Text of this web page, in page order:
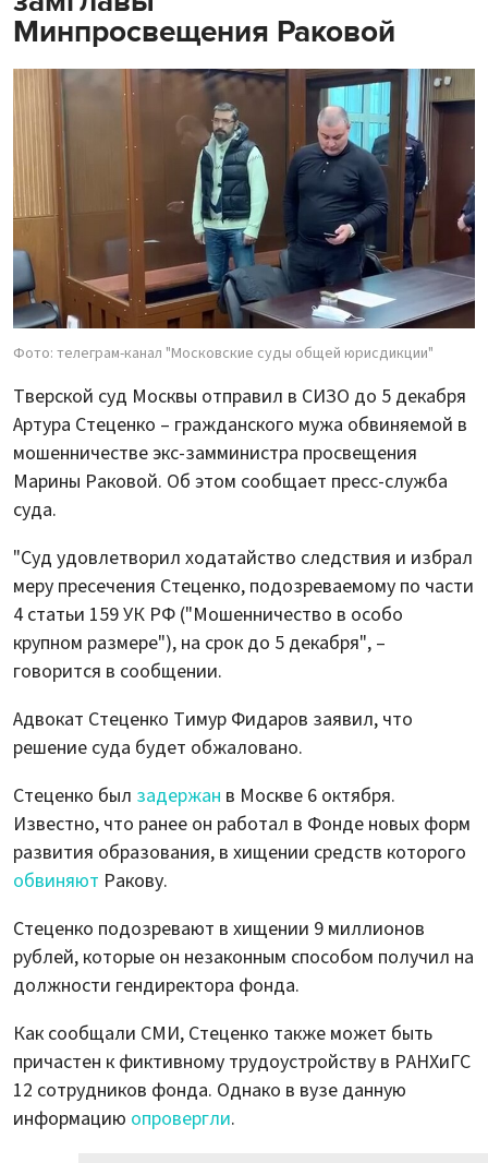
Минпросвещения Раковой
Фото: телеграм-канал "Московские суды общей юрисдикции"
Тверской суд Москвы отправил в СИЗО до 5 декабря
Артура Стеценко – гражданского мужа обвиняемой в
мошенничестве экс-замминистра просвещения
Марины Раковой. Об этом сообщает пресс-служба
суда.
"Суд удовлетворил ходатайство следствия и избрал
меру пресечения Стеценко, подозреваемому по части
4 статьи 159 УК РФ ("Мошенничество в особо
крупном размере"), на срок до 5 декабря", –
говорится в сообщении.
Адвокат Стеценко Тимур Фидаров заявил, что
решение суда будет обжаловано.
Стеценко был задержан в Москве 6 октября.
Известно, что ранее он работал в Фонде новых форм
развития образования, в хищении средств которого
обвиняют Ракову.
Стеценко подозревают в хищении 9 миллионов
рублей, которые он незаконным способом получил на
должности гендиректора фонда.
Как сообщали СМИ, Стеценко также может быть
причастен к фиктивному трудоустройству в РАНХиГС
12 сотрудников фонда. Однако в вузе данную
информацию опровергли.